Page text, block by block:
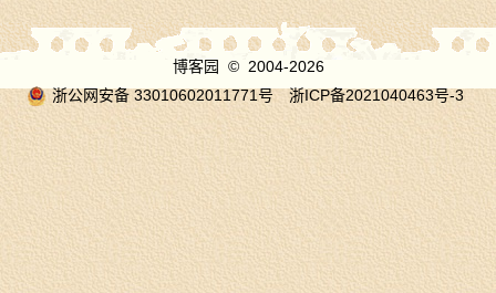
博客园
© 2004-2026
浙公网安备 33010602011771号
浙ICP备2021040463号-3